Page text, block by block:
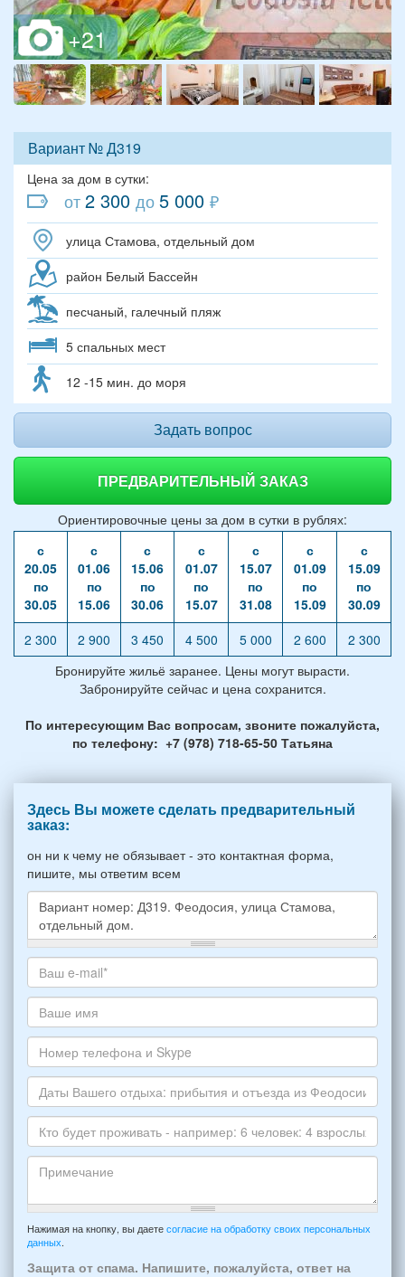
Вариант № Д319
Цена за дом в сутки:
от2 300 до5 000 ₽
улица Стамова, отдельный дом
район Белый Бассейн
песчаный, галечный пляж
5 спальных мест
12 -15 мин. до моря
Задать вопрос
ПРЕДВАРИТЕЛЬНЫЙ ЗАКАЗ
Ориентировочные цены за дом в сутки в рублях:
с
20.05
по
30.05
с
01.06
по
15.06
с
15.06
по
30.06
с
01.07
по
15.07
с
15.07
по
31.08
с
01.09
по
15.09
с
15.09
по
30.09
2 300
2 900 3 450 4 500 5 000 2 600
2 300
Бронируйте жильё заранее. Цены могут вырасти.
Забронируйте сейчас и цена сохранится.
По интересующим Вас вопросам, звоните пожалуйста,
по телефону: +7 (978) 718-65-50 Татьяна
Здесь Вы можете сделать предварительный
заказ:
он ни к чему не обязывает - это контактная форма,
пишите, мы ответим всем
Какое
жилье
хотите
снять,
укажите
пожалуйста
НОМЕР
варианта:
*
Ваш
адрес
электронной
почты
*
Ваше
имя
Номер
телефона
и
Skype
Даты
Вашего
отдыха:
прибытия
отъезда
из
Феодосии:
*
Кто
будет
-
например:
6
человек:
Примечание
Нажимая на кнопку, вы даете согласие на обработку своих персональных
данных
Защита от спама. Напишите, пожалуйста, ответ на